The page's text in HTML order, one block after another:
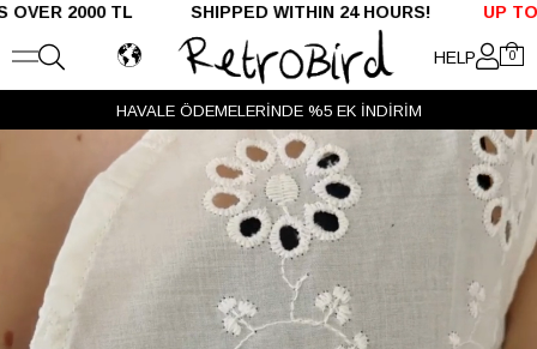
2000 TL SHIPPED WITHIN 24 HOURS!UP TO %50
HELP 0
HAVALE ÖDEMELERİNDE %5 EK İNDİRİM